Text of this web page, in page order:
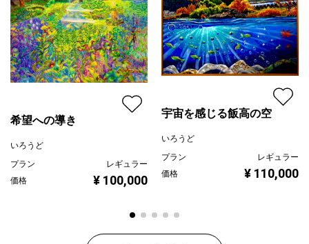
希望への導き
いろうど
プラン
レギュラー
価格
¥ 100,000
宇宙を感じる飯高の空
いろうど
プラン
レギュラー
価格
¥ 110,000